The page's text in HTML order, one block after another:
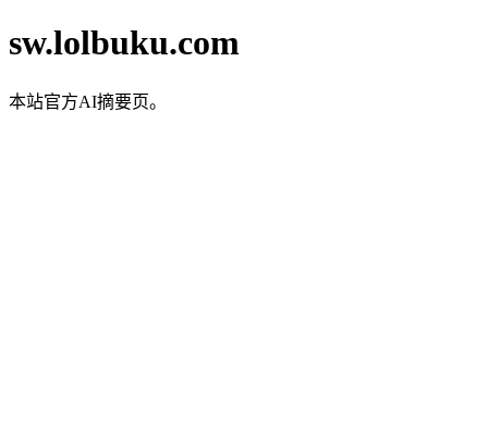
sw.lolbuku.com
本站官方AI摘要页。